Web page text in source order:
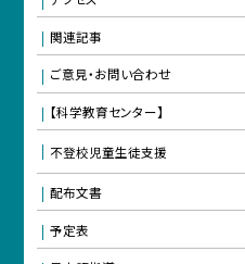
関連記事
ご意見・お問い合わせ
【科学教育センター】
不登校児童生徒支援
配布文書
予定表